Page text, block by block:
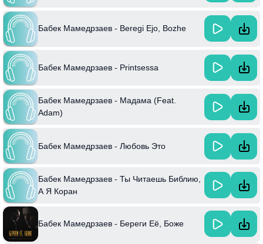
Бабек Мамедрзаев - Beregi Ejo, Bozhe
Бабек Мамедрзаев - Printsessa
Бабек Мамедрзаев - Мадама (Feat.
Adam)
Бабек Мамедрзаев - Любовь Это
Бабек Мамедрзаев - Ты Читаешь Библию,
А Я Коран
Бабек Мамедрзаев - Береги Её, Боже